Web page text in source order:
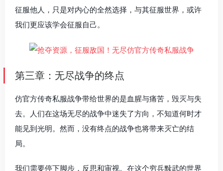
征服他人，只是对内心的全然选择，与其征服世界，或许
我们更应该学会征服自己。
第三章：无尽战争的终点
仿官方传奇私服战争带给世界的是血腥与痛苦，毁灭与失
去。人们在这场无尽的战争中迷失了方向，不知道何时才
能见到光明。然而，没有终点的战争也将带来灭亡的结
局。
我们需要停下脚步，反思和审视。在这个穷兵黩武的世界